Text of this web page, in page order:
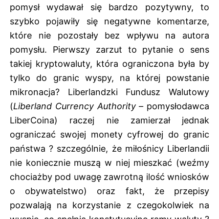
pomysł wydawał się bardzo pozytywny, to
szybko pojawiły się negatywne komentarze,
które nie pozostały bez wpływu na autora
pomysłu. Pierwszy zarzut to pytanie o sens
takiej kryptowaluty, która ograniczona była by
tylko do granic wyspy, na której powstanie
mikronacja? Liberlandzki Fundusz Walutowy
(Liberland Currency Authority – pomysłodawca
LiberCoina) raczej nie zamierzał jednak
ograniczać swojej monety cyfrowej do granic
państwa ? szczególnie, że miłośnicy Liberlandii
nie koniecznie muszą w niej mieszkać (weźmy
chociażby pod uwagę zawrotną ilość wniosków
o obywatelstwo) oraz fakt, że przepisy
pozwalają na korzystanie z czegokolwiek na